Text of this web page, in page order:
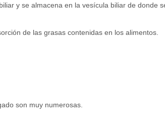
y se almacena en la vesícula biliar de donde
de las grasas contenidas en los alimentos.
son muy numerosas.